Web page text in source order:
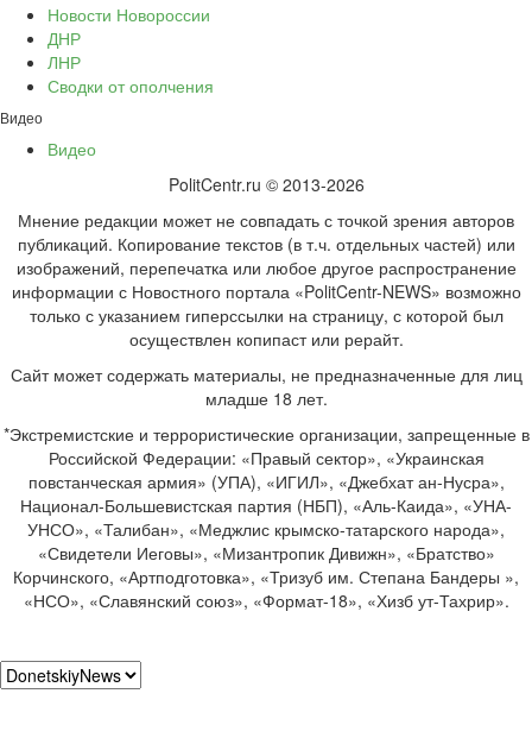
Новости Новороссии
ДНР
ЛНР
Сводки от ополчения
Видео
Видео
PolitCentr.ru © 2013-2026
Мнение редакции может не совпадать с точкой зрения авторов
публикаций. Копирование текстов (в т.ч. отдельных частей) или
изображений, перепечатка или любое другое распространение
информации с Новостного портала «PolitCentr-NEWS» возможно
только с указанием гиперссылки на страницу, с которой был
осуществлен копипаст или рерайт.
Сайт может содержать материалы, не предназначенные для лиц
младше 18 лет.
*Экстремистские и террористические организации, запрещенные в
Российской Федерации: «Правый сектор», «Украинская
повстанческая армия» (УПА), «ИГИЛ», «Джебхат ан-Нусра»,
Национал-Большевистская партия (НБП), «Аль-Каида», «УНА-
УНСО», «Талибан», «Меджлис крымско-татарского народа»,
«Свидетели Иеговы», «Мизантропик Дивижн», «Братство»
Корчинского, «Артподготовка», «Тризуб им. Степана Бандеры »,
«НСО», «Славянский союз», «Формат-18», «Хизб ут-Тахрир».